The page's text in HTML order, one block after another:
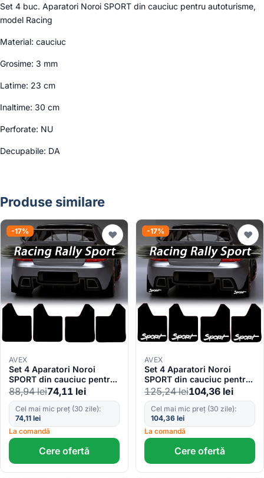
Set 4 buc. Aparatori Noroi SPORT din cauciuc pentru autoturisme,
model Racing
Material: cauciuc
Grosime: 3 mm
Latime: 23 cm
Inaltime: 30 cm
Perforate: NU
Decupabile: DA
Produse similare
-17% ♥
AVEX
Set 4 Aparatori Noroi
SPORT din cauciuc pentru
autoturisme, universale,
model Blank, dimensiune
30 x 23cm
88,94lei74,11 lei
Cel mai mic preț (30 zile):
74,11 lei
La comandă
Cere ofertă
-17% ♥
AVEX
Set 4 Aparatori Noroi
SPORT din cauciuc pentru
autoturisme, universale,
model Sport, dimensiune
30 x 23cm
125,24lei104,36 lei
Cel mai mic preț (30 zile):
104,36 lei
La comandă
Cere ofertă